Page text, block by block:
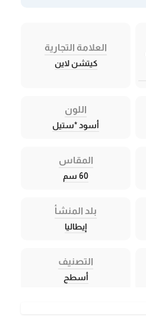
العلامة التجارية
كيتشن لاين
اللون
أسود *ستيل
المقاس
60 سم
بلد المنشأ
إيطاليا
التصنيف
أسطح